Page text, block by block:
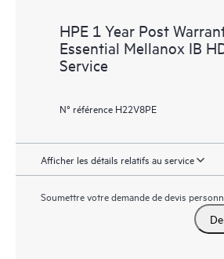
HPE 1 Year Post
Essential Mellanox IB
Service
N° référence H22V8PE
Afficher les détails relatifs au service
Soumettre votre demande de devis